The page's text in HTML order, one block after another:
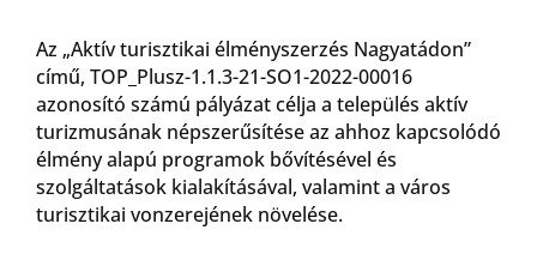
Az „Aktív turisztikai élményszerzés Nagyatádon”
című, TOP_Plusz-1.1.3-21-SO1-2022-00016
azonosító számú pályázat célja a település aktív
turizmusának népszerűsítése az ahhoz kapcsolódó
élmény alapú programok bővítésével és
szolgáltatások kialakításával, valamint a város
turisztikai vonzerejének növelése.